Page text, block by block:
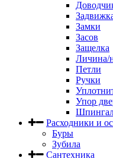
Замки
Засов
Защелка
Личина/
Петли
Ручки
Упор
Расходники и
Буры
Зубила
Сантехника